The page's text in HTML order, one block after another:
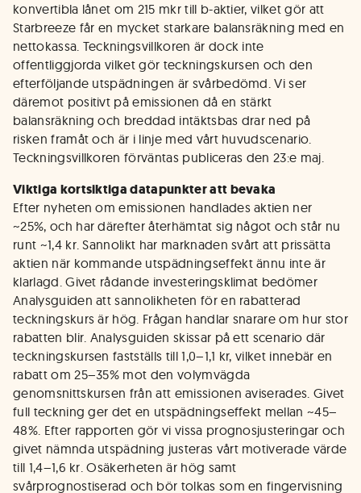
konvertibla lånet om 215 mkr till b-aktier, vilket gör att
Starbreeze får en mycket starkare balansräkning med en
nettokassa. Teckningsvillkoren är dock inte
offentliggjorda vilket gör teckningskursen och den
efterföljande utspädningen är svårbedömd. Vi ser
däremot positivt på emissionen då en stärkt
balansräkning och breddad intäktsbas drar ned på
risken framåt och är i linje med vårt huvudscenario.
Teckningsvillkoren förväntas publiceras den 23:e maj.
Viktiga kortsiktiga datapunkter att bevaka
Efter nyheten om emissionen handlades aktien ner
~25%, och har därefter återhämtat sig något och står nu
runt ~1,4 kr. Sannolikt har marknaden svårt att prissätta
aktien när kommande utspädningseffekt ännu inte är
klarlagd. Givet rådande investeringsklimat bedömer
Analysguiden att sannolikheten för en rabatterad
teckningskurs är hög. Frågan handlar snarare om hur stor
rabatten blir. Analysguiden skissar på ett scenario där
teckningskursen fastställs till 1,0–1,1 kr, vilket innebär en
rabatt om 25–35% mot den volymvägda
genomsnittskursen från att emissionen aviserades. Givet
full teckning ger det en utspädningseffekt mellan ~45–
48%. Efter rapporten gör vi vissa prognosjusteringar och
givet nämnda utspädning justeras vårt motiverade värde
till 1,4–1,6 kr. Osäkerheten är hög samt
svårprognostiserad och bör tolkas som en fingervisning